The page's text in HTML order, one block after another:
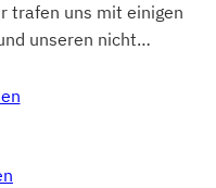
trafen uns mit einigen
unseren nicht…